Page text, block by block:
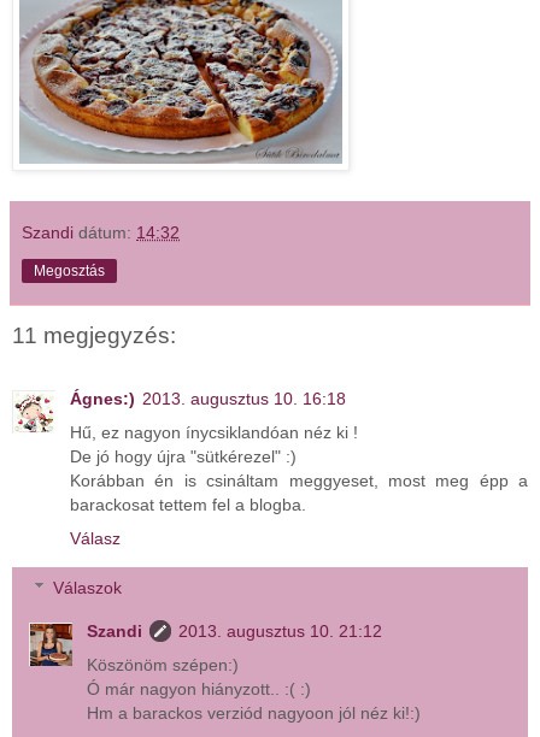
Szandi dátum: 14:32
Megosztás
11 megjegyzés:
Ágnes:) 2013. augusztus 10. 16:18
Hű, ez nagyon ínycsiklandóan néz ki !
De jó hogy újra "sütkérezel" :)
Korábban én is csináltam meggyeset, most meg épp a
barackosat tettem fel a blogba.
Válasz
Válaszok
Szandi
2013. augusztus 10. 21:12
Köszönöm szépen:)
Ó már nagyon hiányzott.. :( :)
Hm a barackos verziód nagyoon jól néz ki!:)